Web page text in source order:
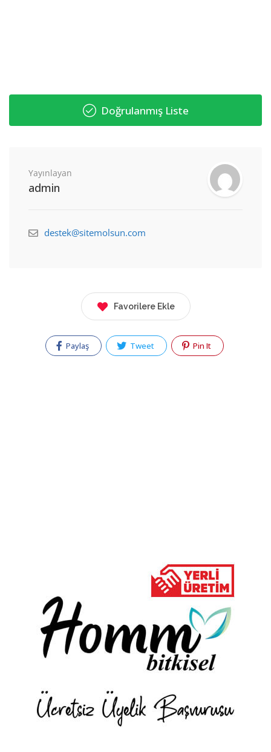
Doğrulanmış Liste
Yayınlayan
admin
destek@sitemolsun.com
Favorilere Ekle
Paylaş Tweet Pin It